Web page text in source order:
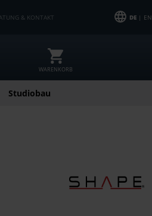
& KONTAKT DE| EN
WARENKORB
Studiobau